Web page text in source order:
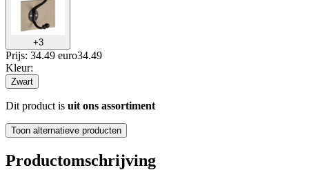
+3
Prijs: 34.49 euro34.49
Kleur:
Zwart
Dit product is uit ons assortiment
Toon alternatieve producten
Productomschrijving